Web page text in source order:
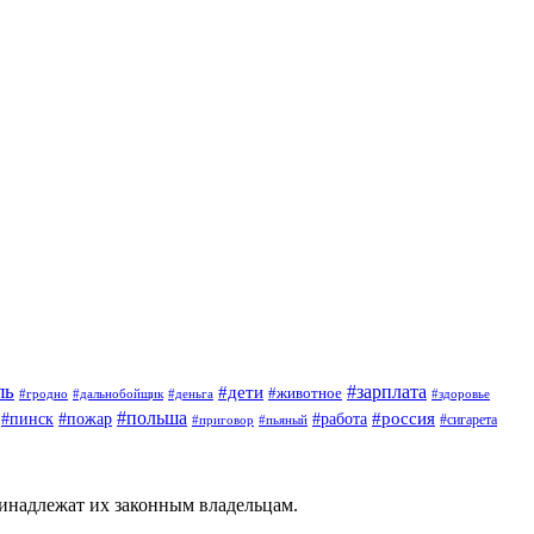
#гродно #дальнобойщик #деньга #дети #животное #зарплата #здоровье
#пинск #пожар #польша #приговор #пьяный #работа #россия #сигарета
их законным владельцам.